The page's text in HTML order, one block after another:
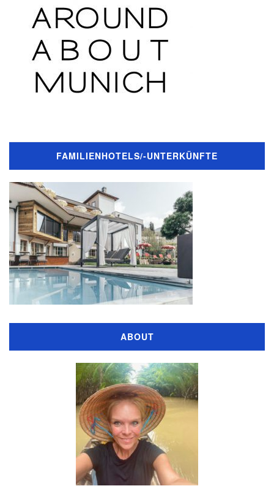
FAMILIENHOTELS/-UNTERKÜNFTE
ABOUT